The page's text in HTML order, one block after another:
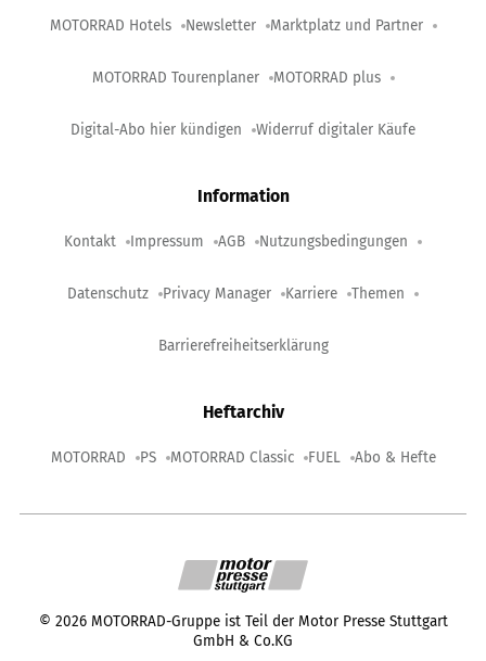
MOTORRAD Hotels Newsletter Marktplatz und Partner
MOTORRAD Tourenplaner MOTORRAD plus
Digital-Abo hier kündigen Widerruf digitaler Käufe
Information
Kontakt Impressum AGB Nutzungsbedingungen
Datenschutz Privacy Manager Karriere Themen
Barrierefreiheitserklärung
Heftarchiv
MOTORRAD PS MOTORRAD Classic FUEL Abo & Hefte
© 2026 MOTORRAD-Gruppe ist Teil der Motor Presse Stuttgart
GmbH & Co.KG